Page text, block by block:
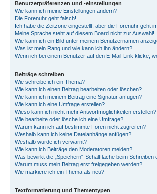
Benutzerpräferenzen und -einstellungen
Wie kann ich meine Einstellungen ändern?
Die Forenuhr geht falsch!
Ich habe die Zeitzone eingestellt, aber die Forenuhr geht
Meine Sprache steht auf diesem Board nicht zur Auswahl!
Wie kann ich ein Bild unter meinem Benutzernamen
Was ist mein Rang und wie kann ich ihn ändern?
Wenn ich bei einem Benutzer auf den E-Mail-Link klicke,
Beiträge schreiben
Wie schreibe ich ein Thema?
Wie kann ich einen Beitrag bearbeiten oder löschen?
Wie kann ich meinem Beitrag eine Signatur anfügen?
Wie kann ich eine Umfrage erstellen?
Wieso kann ich nicht mehr Antwortmöglichkeiten erstellen?
Wie bearbeite oder lösche ich eine Umfrage?
Warum kann ich auf bestimmte Foren nicht zugreifen?
Weshalb kann ich keine Dateianhänge anfügen?
Weshalb wurde ich verwarnt?
Wie kann ich Beiträge den Moderatoren melden?
Was bewirkt die „Speichern“-Schaltfläche beim Schreiben
Warum muss mein Beitrag erst freigegeben werden?
Wie markiere ich ein Thema als neu?
Textformatierung und Thementypen